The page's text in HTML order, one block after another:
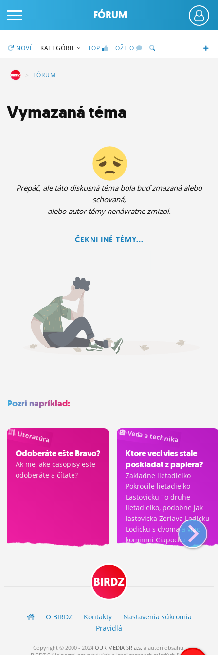
BLOGY
OBRÁZKY
ROLETA
FÓRUM
NOVÉ KATEGÓRIE TOP OŽILO
FÓRUM
Vymazaná téma
Prepáč, ale táto diskusná téma bola buď zmazaná alebo
schovaná,
alebo autor témy nenávratne zmizol.
ČEKNI INÉ TÉMY...
Pozri napríklad:
Literatúra
Odoberáte ešte Bravo?
Ak nie, aké časopisy ešte
odoberáte a čítate?
Veda a technika
Ktore veci vies stale
poskladat z papiera?
Zakladne lietadielko
Pokrocile lietadielko
Lastovicku To druhe
lietadielko, podobne jak
lastovicka Zeriava Lodicku
Lodicku s dvoma a viac
kominmi Ciapocku
Praskacku Nebo peklo Ine
BIRDZ
O BIRDZ Kontakty
Nastavenia súkromia
Pravidlá
Copyright © 2000 - 2024 OUR MEDIA SR a.s. a autori obsahu.